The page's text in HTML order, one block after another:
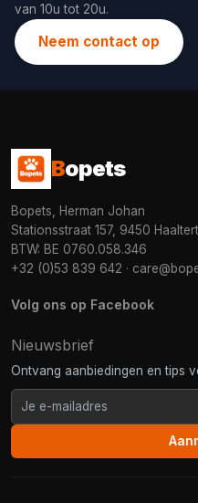
van 10u tot 20u.
Neem contact op
Bopets
Bopets, Herman Johan
Stationsstraat 157, 9450 Haaltert
BTW: BE 0760.058.346
+32 (0)53 839 642 ·
Volg ons op Facebook
Nieuwsbrief
Ontvang aanbiedingen en tips